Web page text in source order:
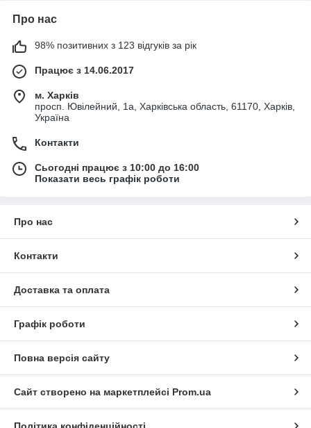
Про нас
98% позитивних з 123 відгуків за рік
Працює з 14.06.2017
м. Харків
просп. Ювілейний, 1а, Харківська область, 61170, Харків,
Україна
Контакти
Сьогодні працює з 10:00 до 16:00
Показати весь графік роботи
Про нас
Контакти
Доставка та оплата
Графік роботи
Повна версія сайту
Сайт створено на маркетплейсі Prom.ua